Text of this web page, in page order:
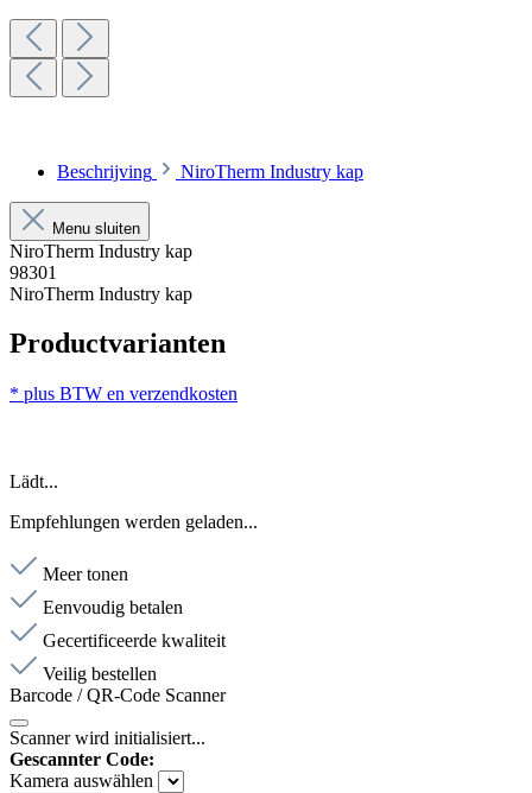
Beschrijving NiroTherm Industry kap
Menu sluiten
NiroTherm Industry kap
98301
NiroTherm Industry kap
Productvarianten
* plus BTW en verzendkosten
Lädt...
Empfehlungen werden geladen...
Meer tonen
Eenvoudig betalen
Gecertificeerde kwaliteit
Veilig bestellen
Barcode / QR-Code Scanner
Scanner wird initialisiert...
Gescannter Code:
Kamera auswählen